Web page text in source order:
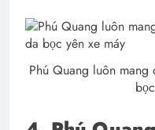
Phú Quang luôn